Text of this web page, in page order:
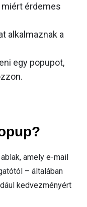
miért érdemes
alkalmaznak a
egy popupot,
amely e-mail
– általában
kedvezményért